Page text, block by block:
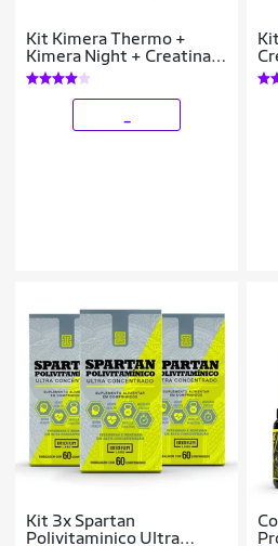
Kit Kimera Thermo +
Kimera Night + Creatina +
Porta Caps
Kit 3x Spartan
Polivitaminico Ultra